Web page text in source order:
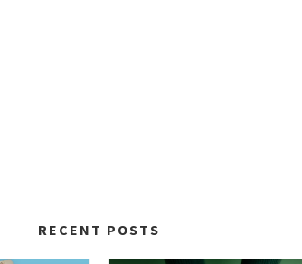
RECENT POSTS